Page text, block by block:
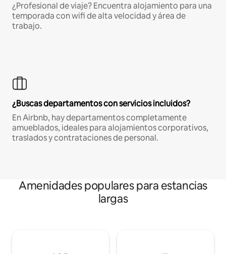
¿Profesional de viaje? Encuentra alojamiento para una
temporada con wifi de alta velocidad y área de
trabajo.
¿Buscas departamentos con servicios incluidos?
En Airbnb, hay departamentos completamente
amueblados, ideales para alojamientos corporativos,
traslados y contrataciones de personal.
Amenidades populares para estancias
largas